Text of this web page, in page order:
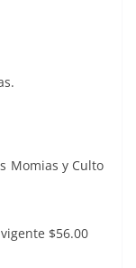
Momias y Culto
$56.00